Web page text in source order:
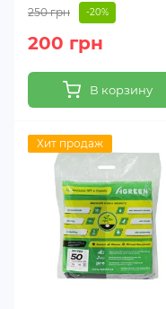
250 грн -20%
200 грн
В корзину
Хит продаж